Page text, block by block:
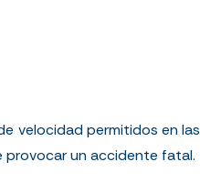
velocidad permitidos en las
un accidente fatal.